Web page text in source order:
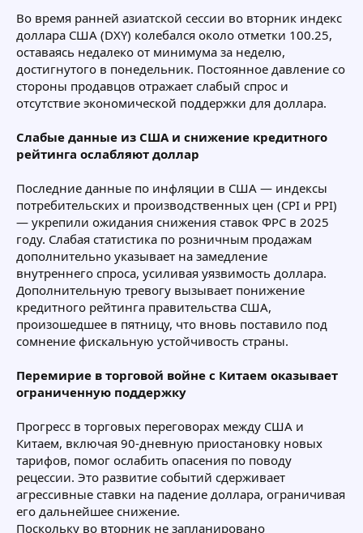
и
я
и
я
м
ы
а
л
а
Во время ранней азиатской сессии во вторник индекс
доллара США (DXY) колебался около отметки 100.25,
оставаясь недалеко от минимума за неделю,
достигнутого в понедельник. Постоянное давление со
стороны продавцов отражает слабый спрос и
отсутствие экономической поддержки для доллара.
Слабые данные из США и снижение кредитного
рейтинга ослабляют доллар
Последние данные по инфляции в США — индексы
потребительских и производственных цен (CPI и PPI)
— укрепили ожидания снижения ставок ФРС в 2025
году. Слабая статистика по розничным продажам
дополнительно указывает на замедление
внутреннего спроса, усиливая уязвимость доллара.
Дополнительную тревогу вызывает понижение
кредитного рейтинга правительства США,
произошедшее в пятницу, что вновь поставило под
сомнение фискальную устойчивость страны.
Перемирие в торговой войне с Китаем оказывает
ограниченную поддержку
Прогресс в торговых переговорах между США и
Китаем, включая 90-дневную приостановку новых
тарифов, помог ослабить опасения по поводу
рецессии. Это развитие событий сдерживает
агрессивные ставки на падение доллара, ограничивая
его дальнейшее снижение.
Поскольку во вторник не запланировано